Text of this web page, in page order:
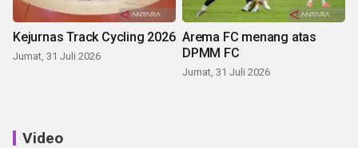
Kejurnas Track Cycling 2026
Jumat, 31 Juli 2026
Arema FC menang atas
DPMM FC
Jumat, 31 Juli 2026
Video